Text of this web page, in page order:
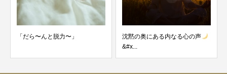
「だら〜んと脱力〜」
沈黙の奥にある内なる心の声
&#x...